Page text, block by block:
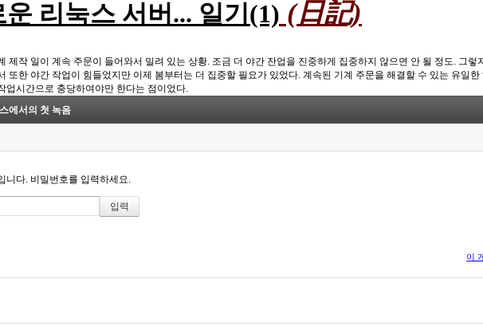
운 리눅스 서버... 일기(1) (日記)
제작 일이 계속 주문이 들어와서 밀려 있는 상황. 조금 더 야간 잔업을 진중하게 집중하지 않으면 안 될 정도. 그렇
또한 야간 작업이 힘들었지만 이제 봄부터는 더 집중할 필요가 있었다. 계속된 기계 주문을 해결할 수 있는 유일한
업시간으로 충당하여야만 한다는 점이었다.
에서의 첫 녹음
니다. 비밀번호를 입력하세요.
이